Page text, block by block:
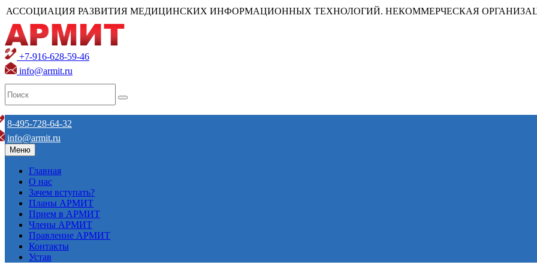
АССОЦИАЦИЯ РАЗВИТИЯ МЕДИЦИНСКИХ ИНФОРМАЦИОННЫХ ТЕХНОЛОГИЙ. НЕКОММЕРЧЕСКАЯ
+7-916-628-59-46
info@armit.ru
8-495-728-64-32
info@armit.ru
Меню
Главная
О нас
Зачем вступать?
Планы АРМИТ
Прием в АРМИТ
Члены АРМИТ
Правление АРМИТ
Контакты
Устав